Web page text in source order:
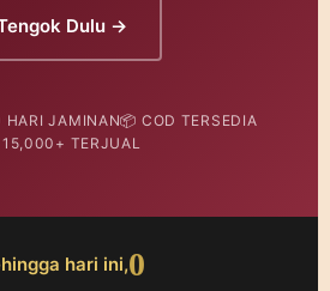
Dulu →
HARI JAMINAN📦 COD TERSEDIA
TERJUAL
hari ini,0